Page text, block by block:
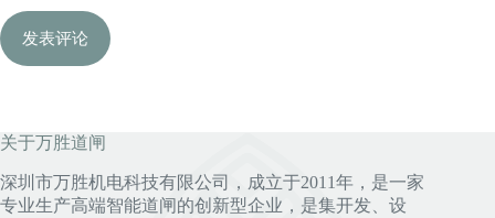
发表评论
关于万胜道闸
深圳市万胜机电科技有限公司，成立于2011年，是一家
专业生产高端智能道闸的创新型企业，是集开发、设